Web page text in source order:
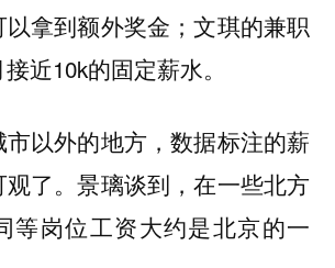
拿到额外奖金；文琪的兼职
近10k的固定薪水。
以外的地方，数据标注的薪
了。景璃谈到，在一些北方
等岗位工资大约是北京的一